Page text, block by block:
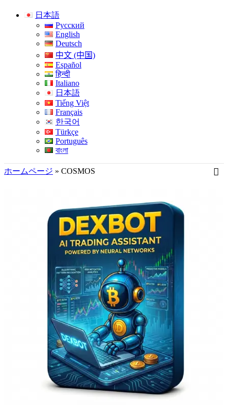
日本語
Русский
English
Deutsch
中文 (中国)
Español
हिन्दी
Italiano
日本語
Tiếng Việt
Français
한국어
Türkçe
Português
বাংলা
ホームページ » COSMOS